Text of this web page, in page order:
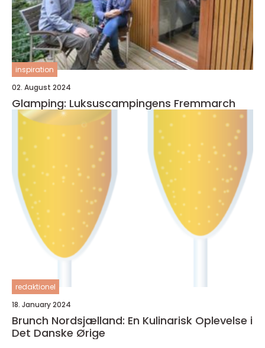
inspiration
02. August 2024
Glamping: Luksuscampingens Fremmarch
redaktionel
18. January 2024
Brunch Nordsjælland: En Kulinarisk Oplevelse i
Det Danske Ørige